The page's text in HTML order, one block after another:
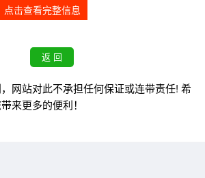
点击查看完整信息
网站对此不承担任何保证或连带责任! 希
来更多的便利！